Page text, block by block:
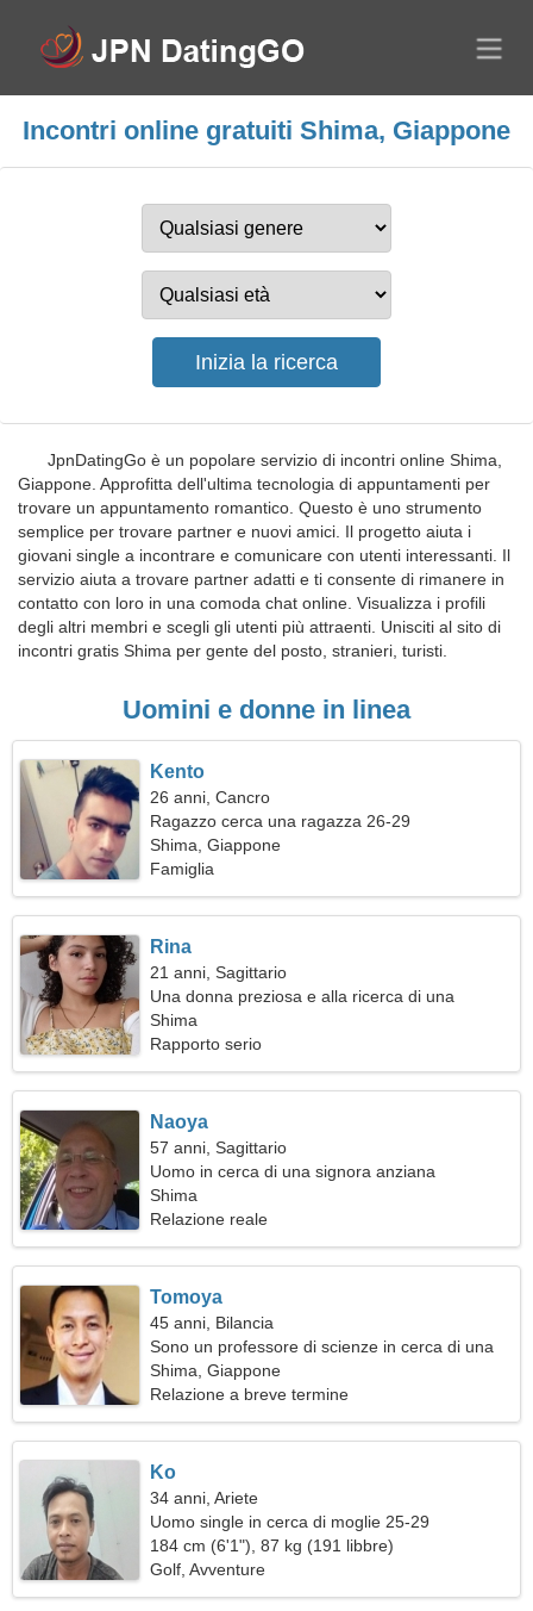
Incontri online gratuiti Shima, Giappone
JpnDatingGo è un popolare servizio di incontri online Shima,
Giappone. Approfitta dell'ultima tecnologia di appuntamenti per
trovare un appuntamento romantico. Questo è uno strumento
semplice per trovare partner e nuovi amici. Il progetto aiuta i
giovani single a incontrare e comunicare con utenti interessanti. Il
servizio aiuta a trovare partner adatti e ti consente di rimanere in
contatto con loro in una comoda chat online. Visualizza i profili
degli altri membri e scegli gli utenti più attraenti. Unisciti al sito di
incontri gratis Shima per gente del posto, stranieri, turisti.
Uomini e donne in linea
Kento
26 anni, Cancro
Ragazzo cerca una ragazza 26-29
Shima, Giappone
Famiglia
Rina
21 anni, Sagittario
Una donna preziosa e alla ricerca di una
relazione d'amore
Shima
Rapporto serio
Naoya
57 anni, Sagittario
Uomo in cerca di una signora anziana
Shima
Relazione reale
Tomoya
45 anni, Bilancia
Sono un professore di scienze in cerca di una
donna sensuale
Shima, Giappone
Relazione a breve termine
Ko
34 anni, Ariete
Uomo single in cerca di moglie 25-29
184 cm (6'1"), 87 kg (191 libbre)
Golf, Avventure